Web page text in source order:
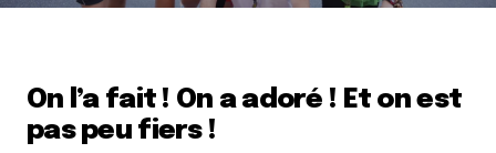
On l’a fait ! On a adoré ! Et on est
pas peu fiers !